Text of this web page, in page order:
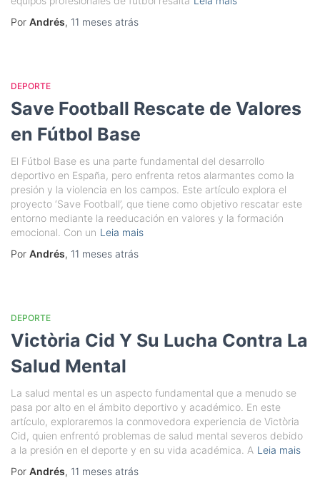
Por Andrés, 11 meses atrás
DEPORTE
Save Football Rescate de Valores
en Fútbol Base
El Fútbol Base es una parte fundamental del desarrollo
deportivo en España, pero enfrenta retos alarmantes como la
presión y la violencia en los campos. Este artículo explora el
proyecto ‘Save Football’, que tiene como objetivo rescatar este
entorno mediante la reeducación en valores y la formación
emocional. Con un Leia mais
Por Andrés, 11 meses atrás
DEPORTE
Victòria Cid Y Su Lucha Contra La
Salud Mental
La salud mental es un aspecto fundamental que a menudo se
pasa por alto en el ámbito deportivo y académico. En este
artículo, exploraremos la conmovedora experiencia de Victòria
Cid, quien enfrentó problemas de salud mental severos debido
a la presión en el deporte y en su vida académica. A Leia mais
Por Andrés, 11 meses atrás